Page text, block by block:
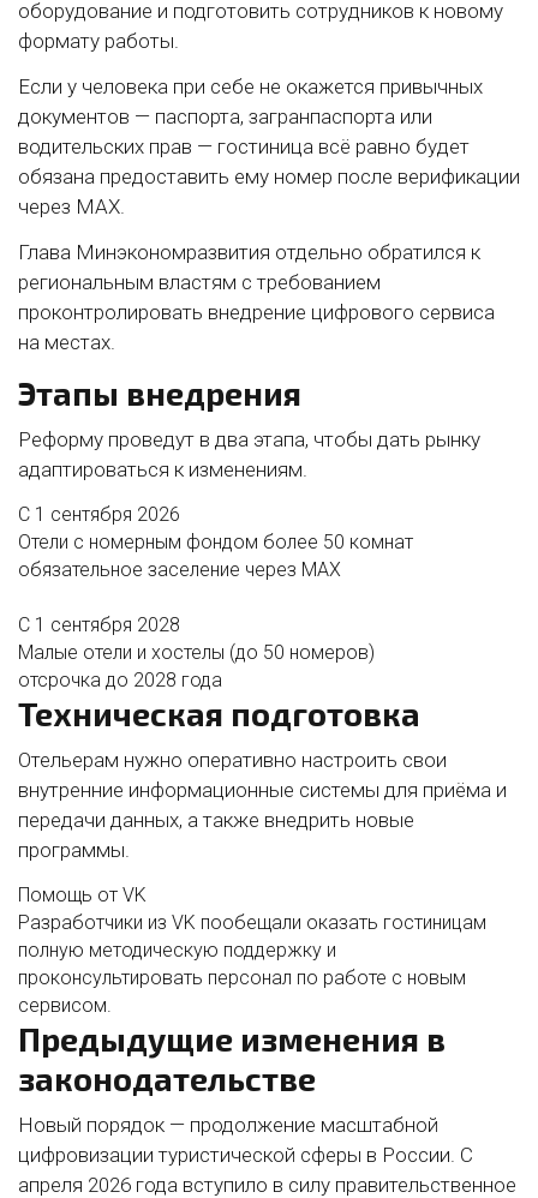
оборудование и подготовить сотрудников к новому
формату работы.
Если у человека при себе не окажется привычных
документов — паспорта, загранпаспорта или
водительских прав — гостиница всё равно будет
обязана предоставить ему номер после верификации
через MAX.
Глава Минэкономразвития отдельно обратился к
региональным властям с требованием
проконтролировать внедрение цифрового сервиса
на местах.
Этапы внедрения
Реформу проведут в два этапа, чтобы дать рынку
адаптироваться к изменениям.
С 1 сентября 2026
Отели с номерным фондом более 50 комнат
обязательное заселение через MAX
С 1 сентября 2028
Малые отели и хостелы (до 50 номеров)
отсрочка до 2028 года
Техническая подготовка
Отельерам нужно оперативно настроить свои
внутренние информационные системы для приёма и
передачи данных, а также внедрить новые
программы.
Помощь от VK
Разработчики из VK пообещали оказать гостиницам
полную методическую поддержку и
проконсультировать персонал по работе с новым
сервисом.
Предыдущие изменения в
законодательстве
Новый порядок — продолжение масштабной
цифровизации туристической сферы в России. С
апреля 2026 года вступило в силу правительственное